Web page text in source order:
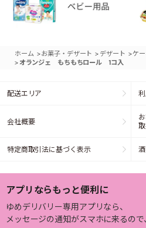
ホーム >お菓子・デザート > デザート >ケ
>オランジェ もちもちロール 1コ入
配送エリア
会社概要
特定商取引法に基づく表示
アプリならもっと便利に
ゆめデリバリー専用アプリなら、
メッセージの通知がスマホに来るので